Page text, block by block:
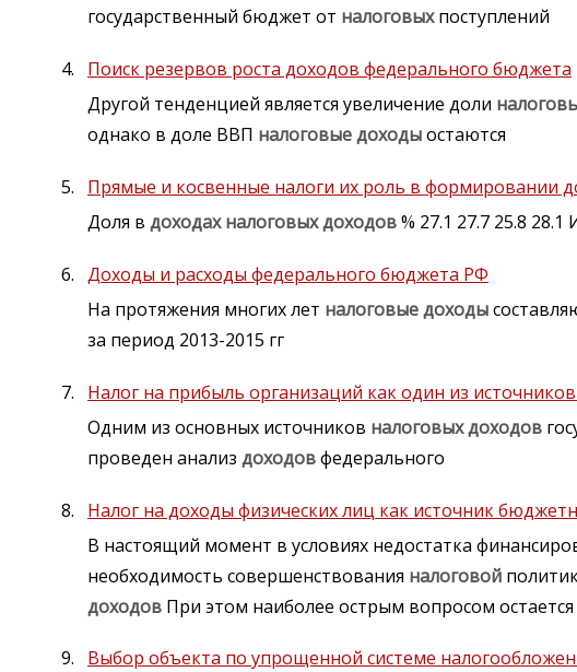
государственный бюджет от налоговыхпоступлений
Поиск резервов роста доходов федерального бюджета
Другой тенденцией является увеличение доли
однако в доле ВВП налоговыедоходыостаются
Прямые и косвенные налоги их роль в формировании
Доля в доходах налоговыхдоходов% 27.1 27.7 25.8 28.1
Доходы и расходы федерального бюджета РФ
На протяжения многих лет налоговыедоходы
за период 2013-2015 гг
Налог на прибыль организаций как один из
Одним из основных источников налоговыхдоходов
проведен анализ доходовфедерального
Налог на доходы физических лиц как источник
В настоящий момент в условиях недостатка
необходимость совершенствования налоговой
доходов При этом наиболее острым вопросом
Выбор объекта по упрощенной системе